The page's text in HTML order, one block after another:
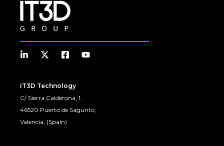
IT3D Technology
C/ Sierra Calderona, 1.
46520 Puerto de Sagunto,
Valencia, (Spain)